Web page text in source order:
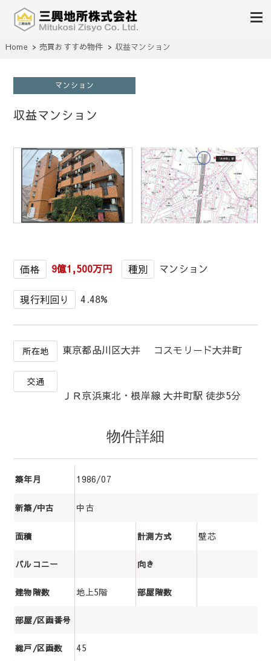
三興地所株式会社
不動産の売買、賃貸、仲介、管理
Home 売買おすすめ物件 収益マンション
マンション
収益マンション
1/ 1
価格 9億1,500万円 種別 マンション
現行利回り 4.48%
所在地 東京都品川区大井 コスモリード大井町
交通
ＪＲ京浜東北・根岸線 大井町駅 徒歩5分
物件詳細
築年月 1986/07
新築/中古 中古
面積 計測方式 壁芯
バルコニー 向き
建物階数 地上5階 部屋階数
部屋/区画番号
総戸/区画数 45